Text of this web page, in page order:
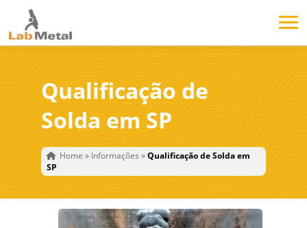
Qualificação de
Solda em SP
Home » Informações »Qualificação de Solda em
SP